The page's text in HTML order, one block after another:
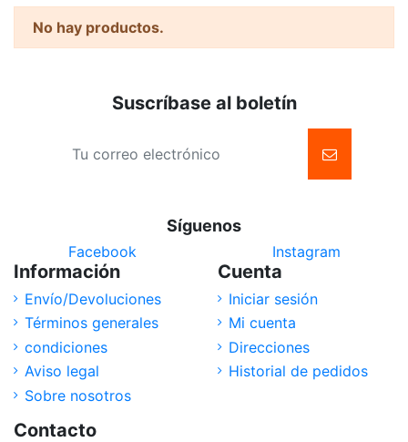
No hay productos.
Suscríbase al boletín
Síguenos
Facebook Instagram
Información
Envío/Devoluciones
Términos generales
condiciones
Aviso legal
Sobre nosotros
Cuenta
Iniciar sesión
Mi cuenta
Direcciones
Historial de pedidos
Contacto